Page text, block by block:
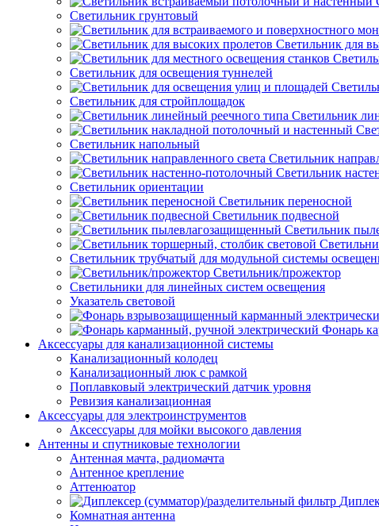
Светильник грунтовый
Светильник для
Светильник для освещения туннелей
Светильник для стройплощадок
Светильник
Светильник напольный
Светильник
Светильник
Светильник ориентации
Светильник переносной
Светильник подвесной
Светильник
Светильник трубчатый для модульной системы
Светильник/прожектор
Светильники для линейных систем освещения
Указатель световой
Фонарь
Аксессуары для канализационной системы
Канализационный колодец
Канализационный люк с рамкой
Поплавковый электрический датчик уровня
Ревизия канализационная
Аксессуары для электроинструментов
Аксессуары для мойки высокого давления
Антенны и спутниковые технологии
Антенная мачта, радиомачта
Антенное крепление
Аттенюатор
Комнатная антенна